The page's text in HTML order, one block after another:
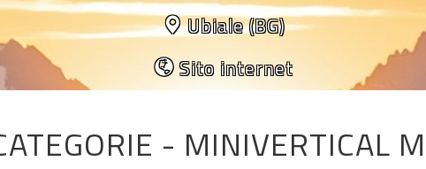
Ubiale (BG)
Sito internet
- MINIVERTICAL